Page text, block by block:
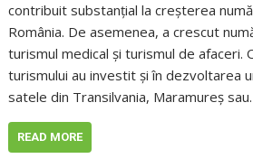
contribuit substanțial la creșterea
România. De asemenea, a crescut
turismul medical și turismul de afaceri.
turismului au investit și în dezvoltarea
satele din Transilvania, Maramureș
READ MORE